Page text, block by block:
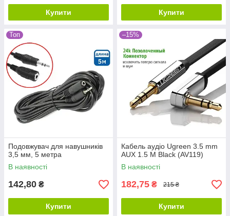
Купити Купити
Топ
Подовжувач для навушників
3,5 мм, 5 метра
В наявності
142,80 ₴
Купити
–15%
Кабель аудіо Ugreen 3.5 mm
AUX 1.5 M Black (AV119)
В наявності
182,75 ₴ 215 ₴
Купити